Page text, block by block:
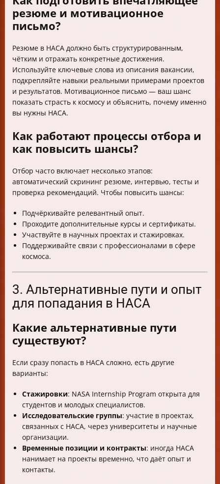
резюме и мотивационное
письмо?
Резюме в НАСА должно быть структурированным,
чётким и отражать конкретные достижения.
Используйте ключевые слова из описания вакансии,
подкрепляйте навыки реальными примерами проектов
и результатов. Мотивационное письмо — ваш шанс
показать страсть к космосу и объяснить, почему именно
вы нужны НАСА.
Как работают процессы отбора и
как повысить шансы?
Отбор часто включает несколько этапов:
автоматический скрининг резюме, интервью, тесты и
проверка рекомендаций. Чтобы повысить шансы:
Подчёркивайте релевантный опыт.
Проходите дополнительные курсы и сертификаты.
Участвуйте в научных проектах и стажировках.
Поддерживайте связи с профессионалами в сфере
космоса.
3. Альтернативные пути и опыт
для попадания в НАСА
Какие альтернативные пути
существуют?
Если сразу попасть в НАСА сложно, есть другие
варианты:
Стажировки: NASA Internship Program открыта для
студентов и молодых специалистов.
Исследовательские группы: участие в проектах,
связанных с НАСА, через университеты и научные
организации.
Временные позиции и контракты: иногда НАСА
нанимает на проекты временно, что даёт опыт и
контакты.